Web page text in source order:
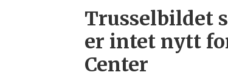
Trusselbildet
er intet nytt
Center